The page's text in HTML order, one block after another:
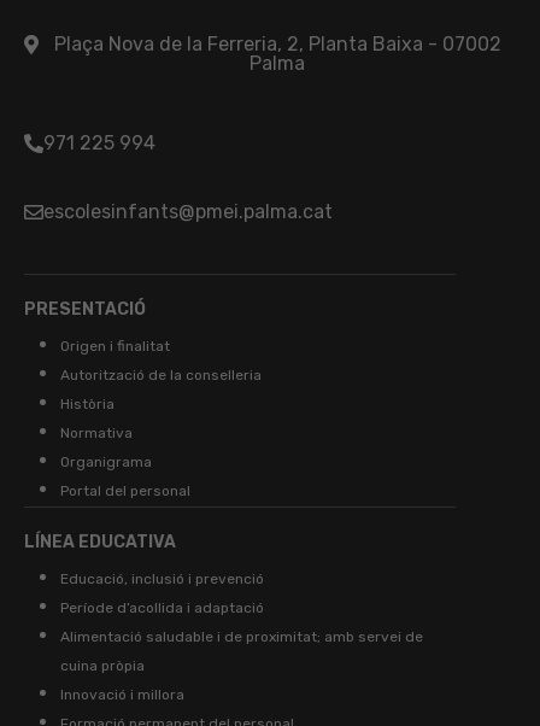
Plaça Nova de la Ferreria, 2, Planta Baixa - 07002
Palma
971 225 994
escolesinfants@pmei.palma.cat
PRESENTACIÓ
Origen i finalitat
Autorització de la conselleria
Història
Normativa
Organigrama
Portal del personal
LÍNEA EDUCATIVA
Educació, inclusió i prevenció
Període d’acollida i adaptació
Alimentació saludable i de proximitat; amb servei de
cuina pròpia
Innovació i millora